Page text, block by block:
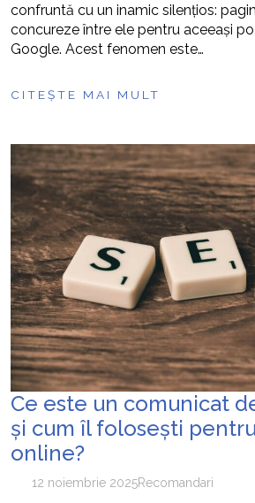
confruntă cu un inamic silențios:
concureze între ele pentru aceeași
Google. Acest fenomen este…
CITEȘTE MAI MULT
Ce este un comunicat
și cum îl folosești
online?
12 noiembrie 2025Recomandari